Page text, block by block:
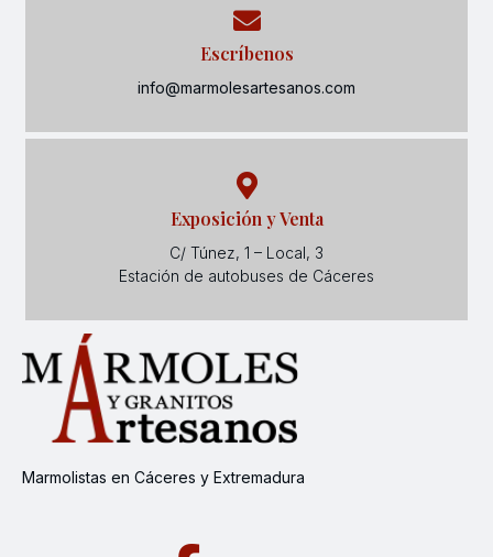
Escríbenos
info@marmolesartesanos.com
Exposición y Venta
C/ Túnez, 1 – Local, 3
Estación de autobuses de Cáceres
Marmolistas en Cáceres y Extremadura